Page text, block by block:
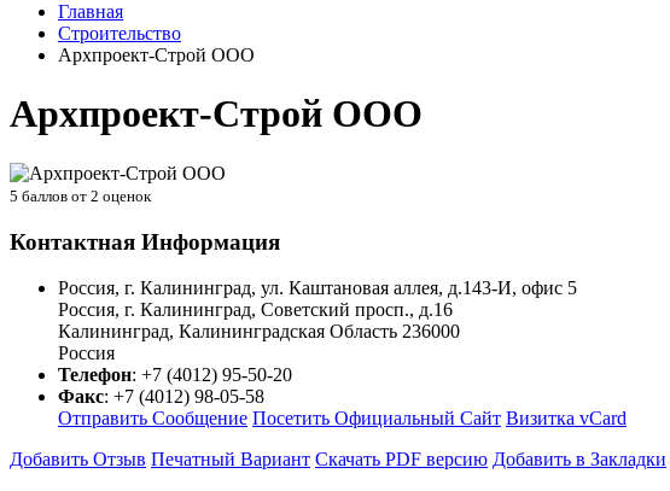
Главная
Строительство
Архпроект-Строй ООО
Архпроект-Строй ООО
5 баллов от 2 оценок
Контактная Информация
Россия, г. Калининград, ул. Каштановая аллея, д.143-И, офис 5
Россия, г. Калининград, Советский просп., д.16
Калининград, Калининградская Область 236000
Россия
Телефон: +7 (4012) 95-50-20
Факс: +7 (4012) 98-05-58
Отправить Сообщение Посетить Официальный Сайт Визитка vCard
Добавить Отзыв Печатный Вариант Скачать PDF версию Добавить в Закладки